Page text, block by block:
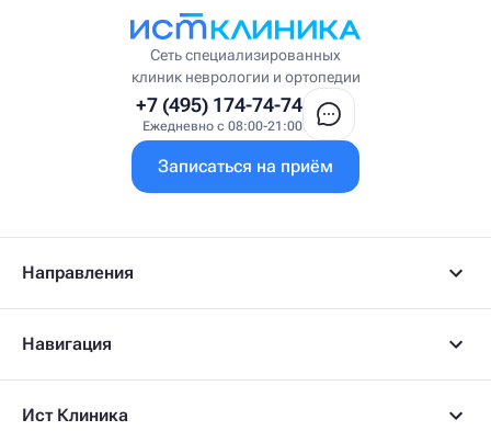
Врач интегративной медицины
Врач первичного приёма
Гастроэнтеролог-гепатолог
Гериатр
Гинеколог
Гирудолог
Дерматовенеролог
Сеть специализированных
клиник неврологии и ортопедии
+7 (495) 174-74-74
Ежедневно с 08:00-21:00
Записаться на приём
Направления
Навигация
Ист Клиника